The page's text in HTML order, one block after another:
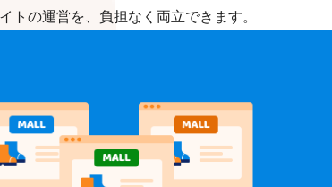
トの運営を、負担なく両立できます。